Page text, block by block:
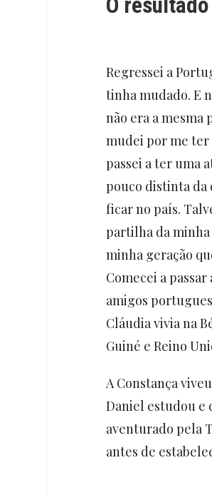
O
Regressei a
tinha mudado. E
não era a mesma
mudei por me ter
passei a ter uma
pouco distinta da
ficar no país.
partilha da
minha geração
Comecei a
amigos
Cláudia vivia na
Guiné e Reino
A Constança
Daniel estudou e
aventurado pela
antes de